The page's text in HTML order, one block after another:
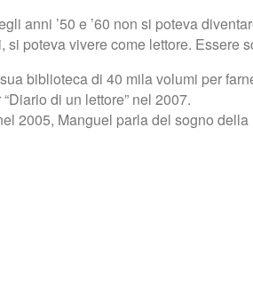
anni ’50 e ’60 non si poteva
poteva vivere come lettore.
biblioteca di 40 mila volumi per
“Diario di un lettore” nel 2007.
2005, Manguel parla del sogno